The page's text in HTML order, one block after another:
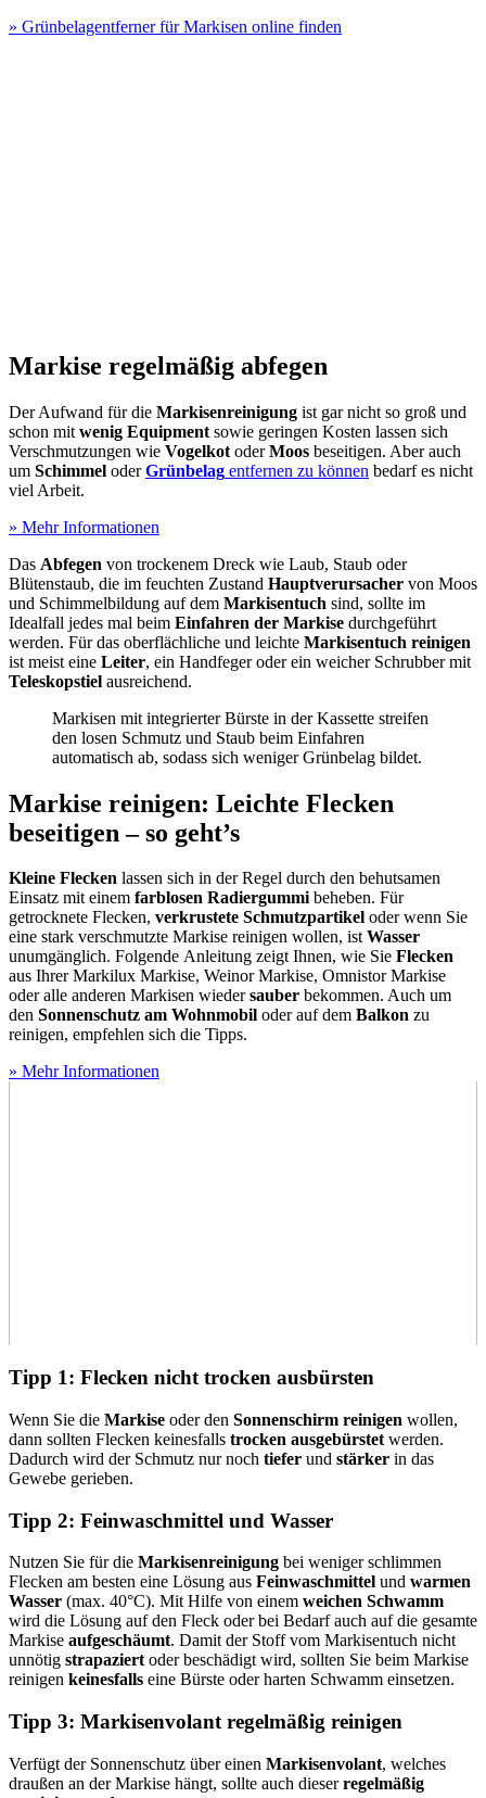
» Grünbelagentferner für Markisen online finden
Markise regelmäßig abfegen
Der Aufwand für die Markisenreinigung ist gar nicht so groß und
schon mit wenig Equipment sowie geringen Kosten lassen sich
Verschmutzungen wie Vogelkot oderMoos beseitigen. Aber auch
um Schimmel oderGrünbelag entfernen zu können bedarf es nicht
viel Arbeit.
» Mehr Informationen
Das Abfegen von trockenem Dreck wie Laub, Staub oder
Blütenstaub, die im feuchten Zustand Hauptverursacher von Moos
und Schimmelbildung auf dem Markisentuch sind, sollte im
Idealfall jedes mal beim Einfahren der Markise durchgeführt
werden. Für das oberflächliche und leichte Markisentuch reinigen
ist meist eine Leiter, ein Handfeger oder ein weicher Schrubber mit
Teleskopstiel ausreichend.
Markisen mit integrierter Bürste in der Kassette streifen
den losen Schmutz und Staub beim Einfahren
automatisch ab, sodass sich weniger Grünbelag bildet.
Markise reinigen: Leichte Flecken
beseitigen – so geht’s
Kleine Flecken lassen sich in der Regel durch den behutsamen
Einsatz mit einem farblosen Radiergummibeheben. Für
getrocknete Flecken, verkrustete Schmutzpartikel oder wenn Sie
eine stark verschmutzte Markise reinigen wollen, istWasser
unumgänglich. Folgende Anleitung zeigt Ihnen, wie Sie Flecken
aus Ihrer Markilux Markise, Weinor Markise, Omnistor Markise
oder alle anderen Markisen wiedersauber bekommen. Auch um
den Sonnenschutz am Wohnmobil oder auf dem Balkon zu
reinigen, empfehlen sich die Tipps.
» Mehr Informationen
Tipp 1: Flecken nicht trocken ausbürsten
Wenn Sie die Markise oder den Sonnenschirm reinigen wollen,
dann sollten Flecken keinesfalls trocken ausgebürstet werden.
Dadurch wird der Schmutz nur noch tiefer und stärker in das
Gewebe gerieben.
Tipp 2: Feinwaschmittel und Wasser
Nutzen Sie für die Markisenreinigung bei weniger schlimmen
Flecken am besten eine Lösung aus Feinwaschmittel und warmen
Wasser (max. 40°C). Mit Hilfe von einem weichen Schwamm
wird die Lösung auf den Fleck oder bei Bedarf auch auf die gesamte
Markise aufgeschäumt. Damit der Stoff vom Markisentuch nicht
unnötig strapaziert oder beschädigt wird, sollten Sie beim Markise
reinigen keinesfalls eine Bürste oder harten Schwamm einsetzen.
Tipp 3: Markisenvolant regelmäßig reinigen
Verfügt der Sonnenschutz über einen Markisenvolant, welches
draußen an der Markise hängt, sollte auch dieserregelmäßig